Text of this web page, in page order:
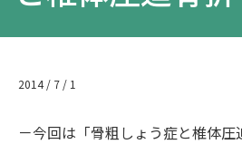
2014 / 7 / 1
－今回は「骨粗しょう症と椎体